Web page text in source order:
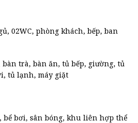
02WC, phòng khách, bếp, ban
bàn trà, bàn ăn, tủ bếp, giường, tủ
tủ lạnh, máy giặt
bơi, sân bóng, khu liên hợp thể